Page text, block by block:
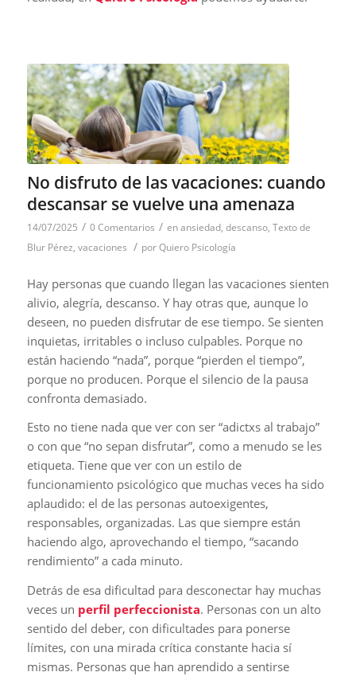
No disfruto de las vacaciones: cuando
descansar se vuelve una amenaza
14/07/2025 / 0 Comentarios / enansiedad, descanso, Texto de
Blur Pérez, vacaciones / porQuiero Psicología
Hay personas que cuando llegan las vacaciones sienten
alivio, alegría, descanso. Y hay otras que, aunque lo
deseen, no pueden disfrutar de ese tiempo. Se sienten
inquietas, irritables o incluso culpables. Porque no
están haciendo “nada”, porque “pierden el tiempo”,
porque no producen. Porque el silencio de la pausa
confronta demasiado.
Esto no tiene nada que ver con ser “adictxs al trabajo”
o con que “no sepan disfrutar”, como a menudo se les
etiqueta. Tiene que ver con un estilo de
funcionamiento psicológico que muchas veces ha sido
aplaudido: el de las personas autoexigentes,
responsables, organizadas. Las que siempre están
haciendo algo, aprovechando el tiempo, “sacando
rendimiento” a cada minuto.
Detrás de esa dificultad para desconectar hay muchas
veces un perfil perfeccionista. Personas con un alto
sentido del deber, con dificultades para ponerse
límites, con una mirada crítica constante hacia sí
mismas. Personas que han aprendido a sentirse